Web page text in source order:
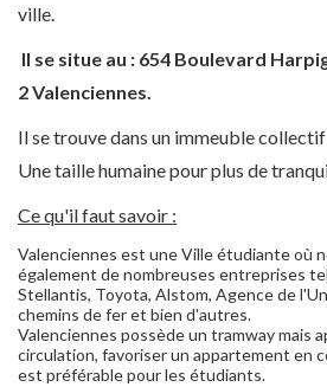
ville.
Il se situe au : 654 Boulevard
2 Valenciennes.
Il se trouve dans un immeuble
Une taille humaine pour plus de
Ce qu'il faut savoir :
Valenciennes est une Ville étudiante où
également de nombreuses entreprises
Stellantis, Toyota, Alstom, Agence de
chemins de fer et bien d'autres.
Valenciennes possède un tramway mais
circulation, favoriser un appartement en
est préférable pour les étudiants.